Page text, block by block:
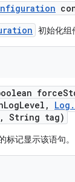
初始化组
force
LogLevel , Log .
, String tag)
标记显示该语句。